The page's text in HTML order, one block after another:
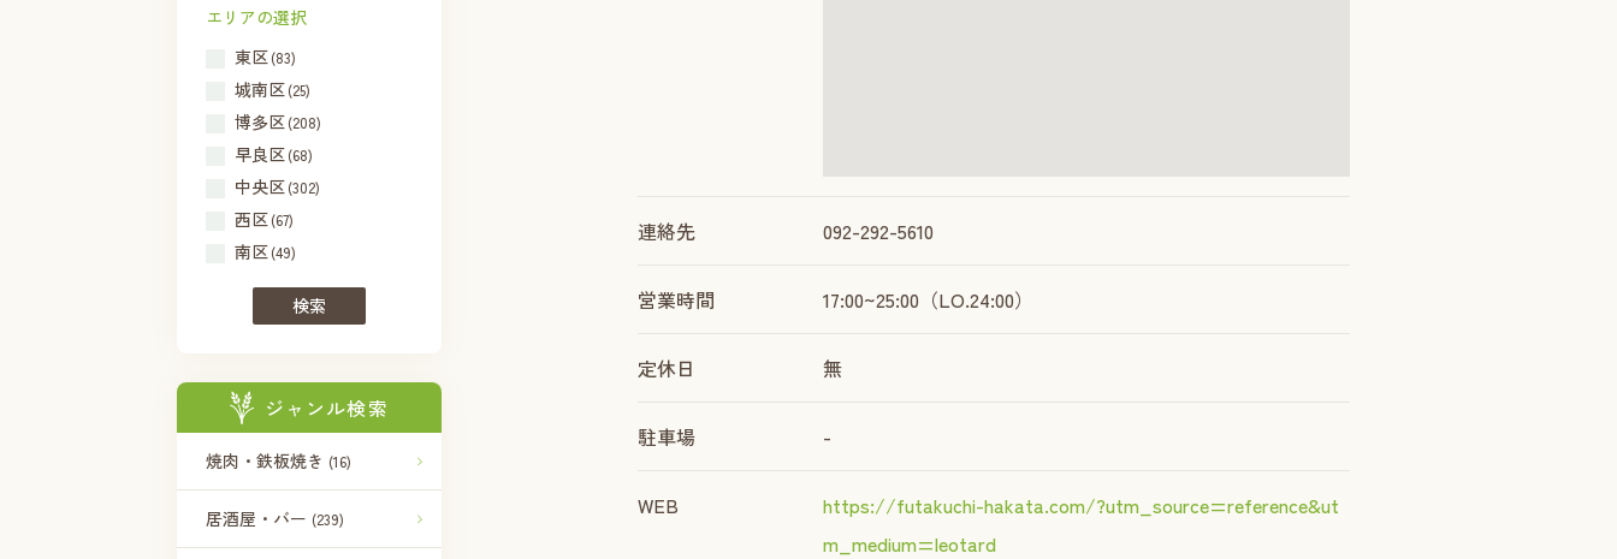
エリアの選択
東区(83)
城南区(25)
博多区(208)
早良区(68)
中央区(302)
西区(67)
南区(49)
検索
ジャンル検索
焼肉・鉄板焼き (16)
居酒屋・バー (239)
連絡先 092-292-5610
営業時間 17:00~25:00（LO.24:00）
定休日 無
駐車場 -
WEB
https://futakuchi-hakata.com/?utm_source=reference&ut
m_medium=leotard